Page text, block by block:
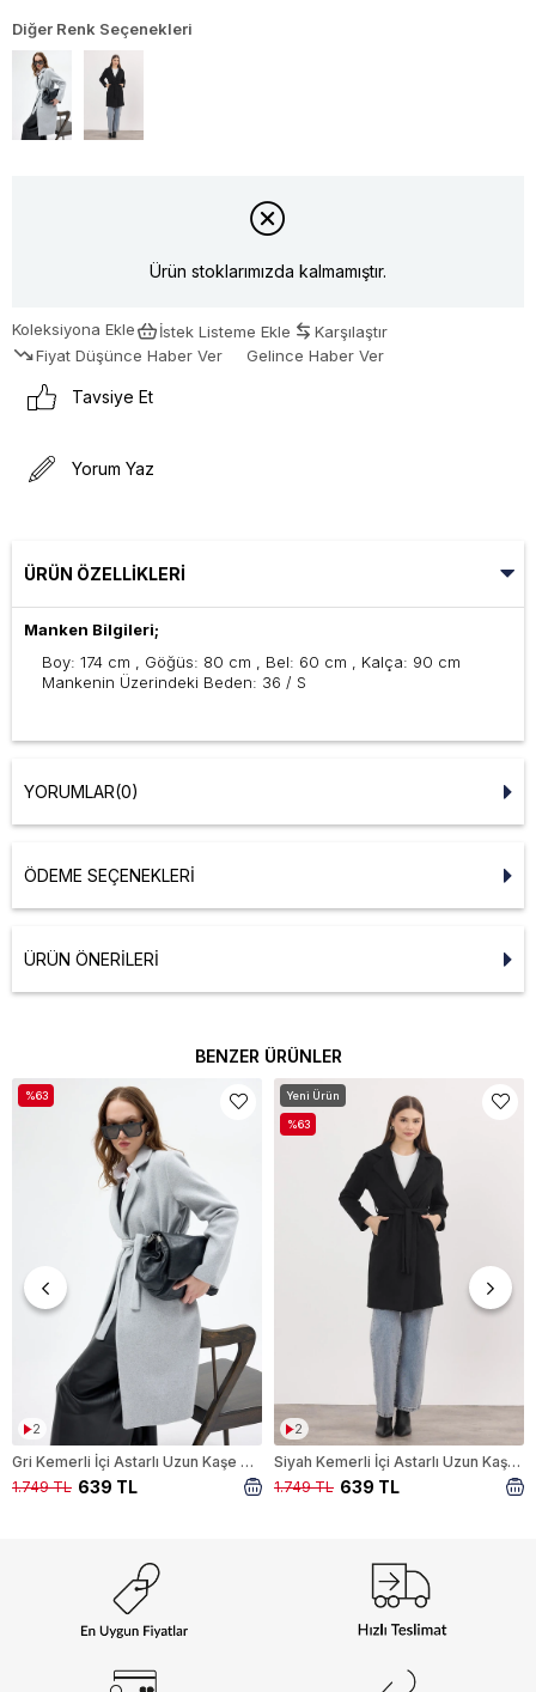
Diğer Renk Seçenekleri
Ürün stoklarımızda kalmamıştır.
Koleksiyona Ekle İstek Listeme Ekle
Karşılaştır
Fiyat Düşünce Haber Ver
Gelince Haber Ver
Tavsiye Et
Yorum Yaz
ÜRÜN ÖZELLIKLERI
Manken Bilgileri;
Boy: 174 cm , Göğüs: 80 cm , Bel: 60 cm , Kalça: 90 cm
Mankenin Üzerindeki Beden: 36 / S
YORUMLAR(0)
ÖDEME SEÇENEKLERI
ÜRÜN ÖNERILERI
BENZER ÜRÜNLER
2
Gri Kemerli İçi Astarlı Uzun Kaşe Kaban 7149A
639 TL
1.749 TL
%63
2
Siyah Kemerli İçi Astarlı Uzun Kaşe Kaban 7149A
639 TL
1.749 TL
Yeni Ürün
%63